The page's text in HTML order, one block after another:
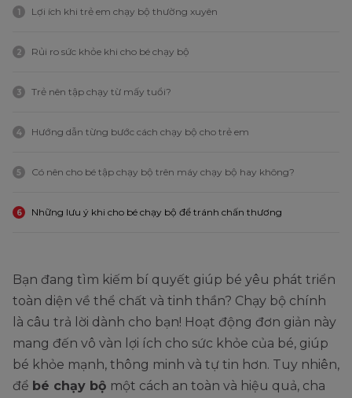
1 Lợi ích khi trẻ em chạy bộ thường xuyên
2 Rủi ro sức khỏe khi cho bé chạy bộ
3 Trẻ nên tập chạy từ mấy tuổi?
4 Hướng dẫn từng bước cách chạy bộ cho trẻ em
5 Có nên cho bé tập chạy bộ trên máy chạy bộ hay không?
6 Những lưu ý khi cho bé chạy bộ để tránh chấn thương
Bạn đang tìm kiếm bí quyết giúp bé yêu phát triển
toàn diện về thể chất và tinh thần? Chạy bộ chính
là câu trả lời dành cho bạn! Hoạt động đơn giản này
mang đến vô vàn lợi ích cho sức khỏe của bé, giúp
bé khỏe mạnh, thông minh và tự tin hơn. Tuy nhiên,
để bé chạy bộ một cách an toàn và hiệu quả, cha